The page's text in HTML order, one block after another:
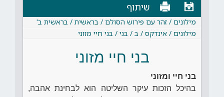
שיתוף
מילונים / זהר עם פירוש הסולם / בראשית / בראשית ב'
מילונים / אינדקס / ב / בני / בני חיי מזוני
בני חיי מזוני
בני חיי ומזוני
בהיכל הזכות עיקר השליטה הוא לבחינת אהבה,